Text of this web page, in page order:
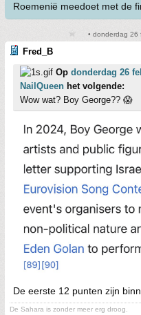
Roemenië meedoet met de
• donderdag 26
Fred_B
Op donderdag 26
NailQueen het volgende:
Wow wat? Boy George?? 😱
De eerste 12 punten zijn
De Sahara is zonder meer erg droog.